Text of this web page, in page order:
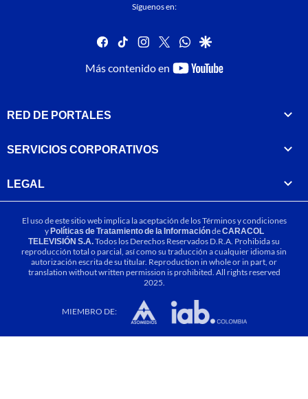
Síguenos en:
facebook
tiktok instagram
twitterwhatsapp
google
Más contenido en
youtube-
RED DE PORTALES
SERVICIOS CORPORATIVOS
LEGAL
El uso de este sitio web implica la aceptación de losTérminos y condiciones
yPolíticas de Tratamiento de la InformacióndeCARACOL
TELEVISIÓN S.A.Todos los Derechos Reservados D.R.A. Prohibida su
reproducción total o parcial, así como su traducción a cualquier idioma sin
autorización escrita de su titular. Reproduction in whole or in part, or
translation without written permission is prohibited. All rights reserved
2025.
MIEMBRO DE: